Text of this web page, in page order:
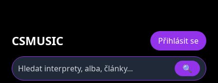
CSMUSIC Přihlásit se
🔍